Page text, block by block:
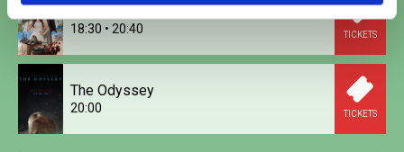
Khali Balak Min Nafsi
18:30 • 20:40 TICKETS
The Odyssey
20:00 TICKETS